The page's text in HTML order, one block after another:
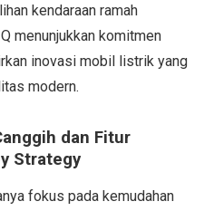
kendaraan ramah
menunjukkan komitmen
inovasi mobil listrik yang
modern.
dan Fitur
Strategy
fokus pada kemudahan